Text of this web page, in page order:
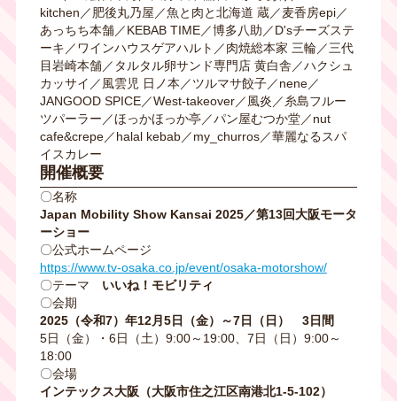
kitchen／肥後丸乃屋／魚と肉と北海道 蔵／麦香房epi／
あっちち本舗／KEBAB TIME／博多八助／D'sチーズステ
ーキ／ワインハウスゲアハルト／肉焼総本家 三輪／三代
目岩崎本舗／タルタル卵サンド専門店 黄白舎／ハクシュ
カッサイ／風雲児 日ノ本／ツルマサ餃子／nene／
JANGOOD SPICE／West-takeover／風炎／糸島フルー
ツパーラー／ほっかほっか亭／パン屋むつか堂／nut
cafe&crepe／halal kebab／my_churros／華麗なるスパ
イスカレー
開催概要
〇名称
Japan Mobility Show Kansai 2025／第13回大阪モータ
ーショー
〇公式ホームページ
https://www.tv-osaka.co.jp/event/osaka-motorshow/
〇テーマ いいね！モビリティ
〇会期
2025（令和7）年12月5日（金）～7日（日） 3日間
5日（金）・6日（土）9:00～19:00、7日（日）9:00～
18:00
〇会場
インテックス大阪（大阪市住之江区南港北1-5-102）